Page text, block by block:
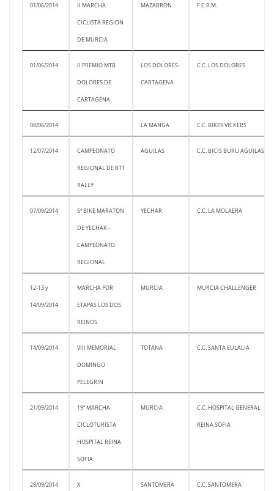
01/06/2014 II MARCHA
CICLISTA REGION
DE MURCIA
MAZARRON F.C.R.M.
01/06/2014 II PREMIO MTB
DOLORES DE
CARTAGENA
LOS DOLORES-
CARTAGENA
C.C. LOS DOLORES
08/06/2014 LA MANGA C.C. BIKES VICKERS
12/07/2014 CAMPEONATO
REGIONAL DE BTT
RALLY
AGUILAS C.C. BICIS BURU AGUILAS
07/09/2014 5ª BIKE MARATON
DE YECHAR -
CAMPEONATO
REGIONAL
YECHAR C.C. LA MOLAERA
12-13 y
14/09/2014
MARCHA POR
ETAPAS LOS DOS
REINOS
MURCIA MURCIA CHALLENGER
14/09/2014 VIII MEMORIAL
DOMINGO
PELEGRIN
TOTANA C.C. SANTA EULALIA
21/09/2014 19ª MARCHA
CICLOTURISTA
HOSPITAL REINA
SOFIA
MURCIA C.C. HOSPITAL GENERAL
REINA SOFIA
28/09/2014 X SANTOMERA C.C. SANTOMERA